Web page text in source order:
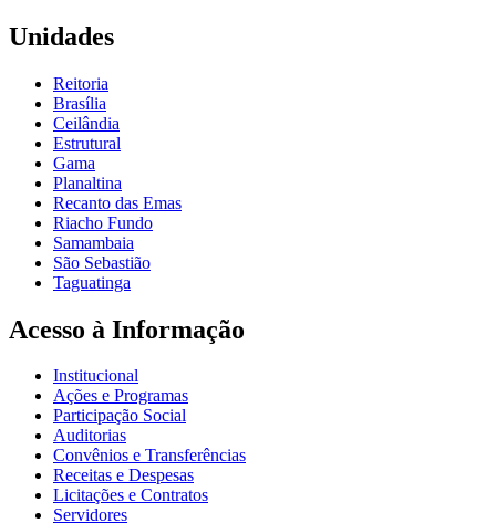
Unidades
Reitoria
Brasília
Ceilândia
Estrutural
Gama
Planaltina
Recanto das Emas
Riacho Fundo
Samambaia
São Sebastião
Taguatinga
Acesso à Informação
Institucional
Ações e Programas
Participação Social
Auditorias
Convênios e Transferências
Receitas e Despesas
Licitações e Contratos
Servidores